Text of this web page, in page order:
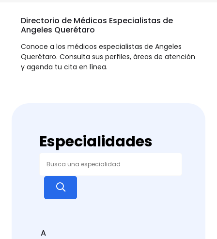
Directorio de Médicos Especialistas de
Angeles Querétaro
Conoce a los médicos especialistas de Angeles
Querétaro. Consulta sus perfiles, áreas de atención
y agenda tu cita en línea.
Especialidades
A